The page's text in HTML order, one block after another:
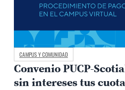
CAMPUS Y COMUNIDAD
Convenio PUCP-
sin intereses tus